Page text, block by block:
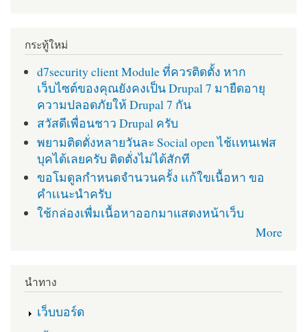
กระทู้ใหม่
d7security client Module ที่ควรติดตั้ง หาก
เว็บไซต์ของคุณยังคงเป็น Drupal 7 มายืดอายุ
ความปลอดภัยให้ Drupal 7 กัน
สวัสดีเพื่อนชาว Drupal ครับ
พยามติดตั่งหลายวันละ Social open ไช้เเทนเฟส
บุคได้เลยครับ ติดตั่งไม่ได้สักที
ขอโมดูลกำหนดจำนวนครั้ง เเก้ใขเนื้อหา ขอ
คำเเนะนำครับ
ใช้กล่องเพื่มเนื้อหาออกมาแสดงหน้าเว็บ
More
นำทาง
เว็บบอร์ด